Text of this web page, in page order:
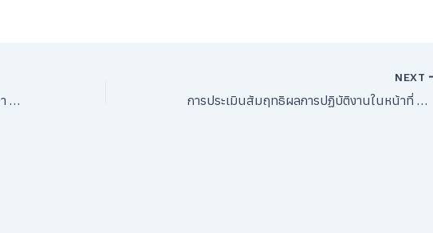
การย้ายข้าราชการครูและบุคลากรทางการศึกษา ตำแหน่งครู สังกัดกระทรวงศึกษาธิการ ผ่านระบบ TRS ประจำปี พ.ศ. 2568 ครั้งที่ 2
NEXT
การประเมินสัมฤทธิผลการปฏิบัติงานในหน้าที่ ตำแหน่งรองผู้อำนวยการสถานศึกษา